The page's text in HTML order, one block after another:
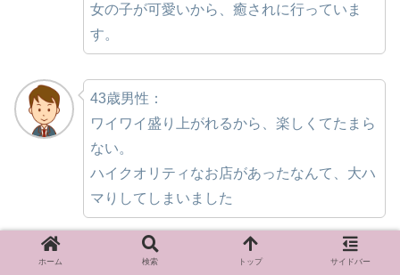
女の子が可愛いから、癒されに行っていま
す。
43歳男性：
ワイワイ盛り上がれるから、楽しくてたまら
ない。
ハイクオリティなお店があったなんて、大ハ
マりしてしまいました
47歳男性：
ホーム 検索 トップ サイドバー